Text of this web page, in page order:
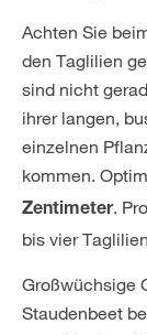
Achten Sie
den Taglilien
sind nicht
ihrer langen,
einzelnen
kommen.
Zentimeter.
bis vier
Großwüchsige
Staudenbeet